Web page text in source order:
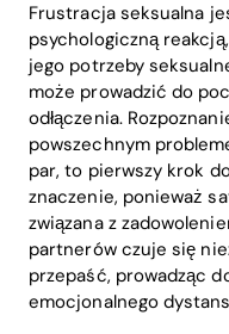
Frustracja seksualna
psychologiczną
jego potrzeby
może prowadzić do
odłączenia.
powszechnym
par, to pierwszy krok
znaczenie, ponieważ
związana z
partnerów czuje się
przepaść, prowadząc
emocjonalnego